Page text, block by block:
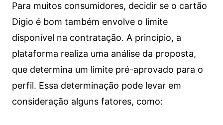
Para muitos consumidores, decidir se o cartão
Digio é bom também envolve o limite
disponível na contratação. A princípio, a
plataforma realiza uma análise da proposta,
que determina um limite pré-aprovado para o
perfil. Essa determinação pode levar em
consideração alguns fatores, como: